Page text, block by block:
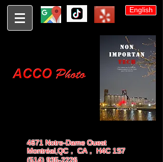
English
4671 Notre-Dame Ouest
Montréal,QC， CA， H4C 1S7
(514) 935-2226